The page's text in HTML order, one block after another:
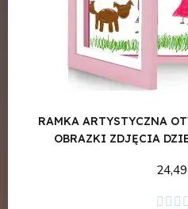
RAMKA ARTYSTYCZNA
OBRAZKI ZDJĘCIA
24,49
   
Dodaj do